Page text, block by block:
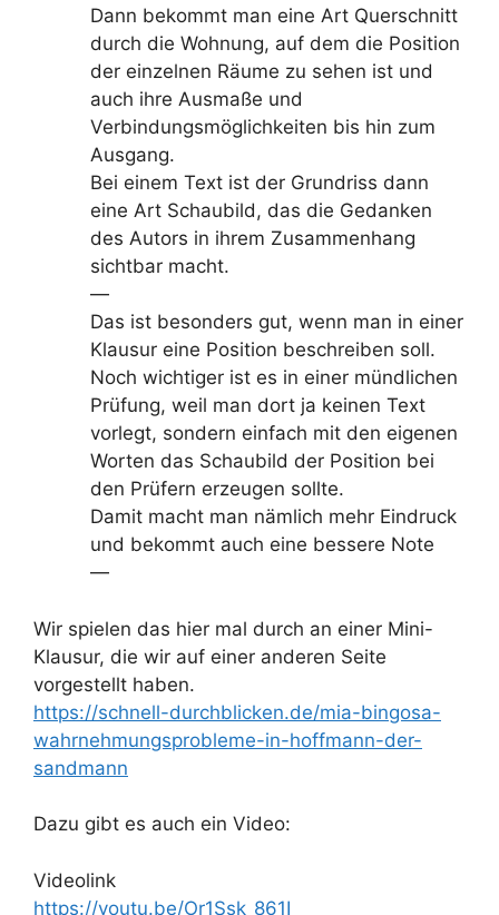
Dann bekommt man eine Art Querschnitt
durch die Wohnung, auf dem die Position
der einzelnen Räume zu sehen ist und
auch ihre Ausmaße und
Verbindungsmöglichkeiten bis hin zum
Ausgang.
Bei einem Text ist der Grundriss dann
eine Art Schaubild, das die Gedanken
des Autors in ihrem Zusammenhang
sichtbar macht.
—
Das ist besonders gut, wenn man in einer
Klausur eine Position beschreiben soll.
Noch wichtiger ist es in einer mündlichen
Prüfung, weil man dort ja keinen Text
vorlegt, sondern einfach mit den eigenen
Worten das Schaubild der Position bei
den Prüfern erzeugen sollte.
Damit macht man nämlich mehr Eindruck
und bekommt auch eine bessere Note
—
Wir spielen das hier mal durch an einer Mini-
Klausur, die wir auf einer anderen Seite
vorgestellt haben.
https://schnell-durchblicken.de/mia-bingosa-
wahrnehmungsprobleme-in-hoffmann-der-
sandmann
Dazu gibt es auch ein Video:
Videolink
https://youtu.be/Or1Ssk_861I